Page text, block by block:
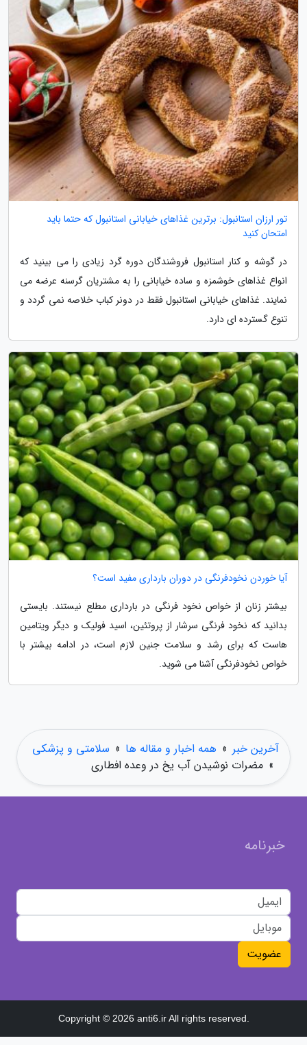
تور ارزان استانبول: برترین غذاهای خیابانی استانبول که حتما باید
امتحان کنید
در گوشه و کنار استانبول فروشندگان دوره گرد زیادی را می بینید که
انواع غذاهای خوشمزه و ساده خیابانی را به مشتریان گرسنه عرضه می
نمایند. غذاهای خیابانی استانبول فقط در دونر کباب خلاصه نمی گردد و
تنوع گسترده ای دارد.
آیا خوردن نخودفرنگی در دوران بارداری مفید است؟
بیشتر زنان از خواص نخود فرنگی در بارداری مطلع نیستند. بایستی
بدانید که نخود فرنگی سرشار از پروتئین، اسید فولیک و دیگر ویتامین
هاست که برای رشد و سلامت جنین لازم است، در ادامه بیشتر با
خواص نخودفرنگی آشنا می شوید.
آخرین خبر » همه اخبار و مقاله ها » سلامتی و پزشکی
» مضرات نوشیدن آب یخ در وعده افطاری
خبرنامه
عضویت
Copyright © 2026 anti6.ir All rights reserved.